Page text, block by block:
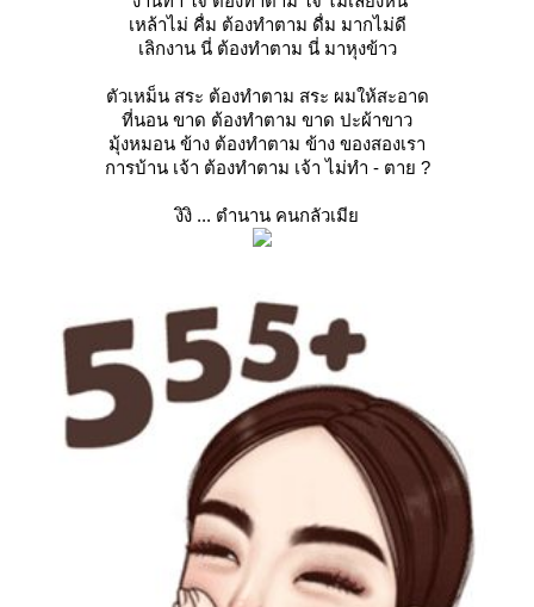
เหล้าไม่ คื่ม ต้องทำตาม ดื่ม มากไม่ดี
เลิกงาน นี่ ต้องทำตาม นี่ มาหุงข้าว
ตัวเหม็น สระ ต้องทำตาม สระ ผมให้สะอาด
ที่นอน ขาด ต้องทำตาม ขาด ปะผ้าขาว
มุ้งหมอน ข้าง ต้องทำตาม ข้าง ของสองเรา
การบ้าน เจ้า ต้องทำตาม เจ้า ไม่ทำ - ตาย ?
งิงิ ... ตำนาน คนกลัวเมี